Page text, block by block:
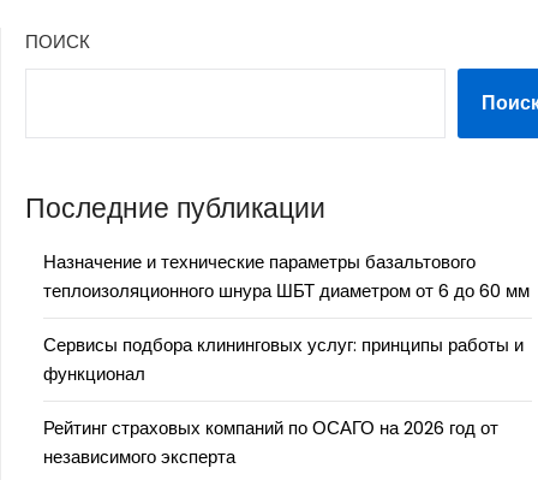
ПОИСК
Последние публикации
Назначение и технические параметры базальтового
теплоизоляционного шнура ШБТ диаметром от 6 до 60 мм
Сервисы подбора клининговых услуг: принципы работы и
функционал
Рейтинг страховых компаний по ОСАГО на 2026 год от
независимого эксперта